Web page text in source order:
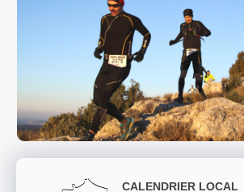
CALENDRIER LOCAL